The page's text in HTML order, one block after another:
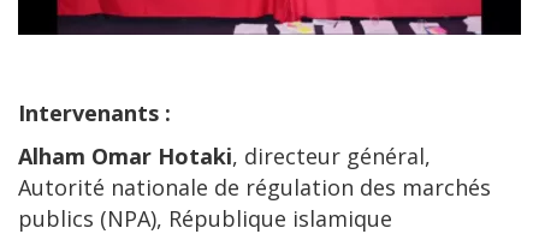
Intervenants :
Alham Omar Hotaki, directeur général,
Autorité nationale de régulation des marchés
publics (NPA), République islamique